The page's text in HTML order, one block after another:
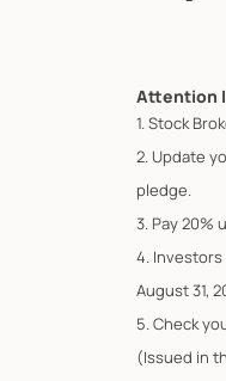
Attention
1. Stock
2. Update
pledge.
3. Pay 20%
4. Investors
August 31,
5. Check
(Issued in